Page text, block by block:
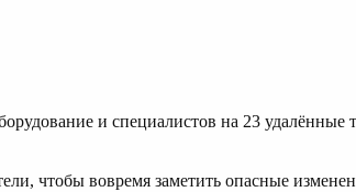
и специалистов на 23 удалённые
чтобы вовремя заметить опасные